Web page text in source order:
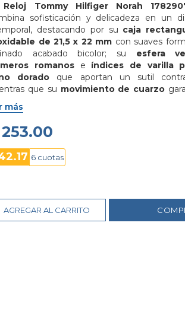
Reloj Tommy Hilfiger Norah
sofisticación y delicadeza en un
destacando por su caja
de 21,5 x 22 mm con suaves
acabado bicolor; su esfera
romanos e índices de varilla
dorado que aportan un sutil
que su movimiento de cuarzo
complementándose con un
acero inoxidable
al agua de hasta 30 metros
opción ideal para looks formales y uso
y distinguido.
más
6 cuotas
AGREGAR AL CARRITO